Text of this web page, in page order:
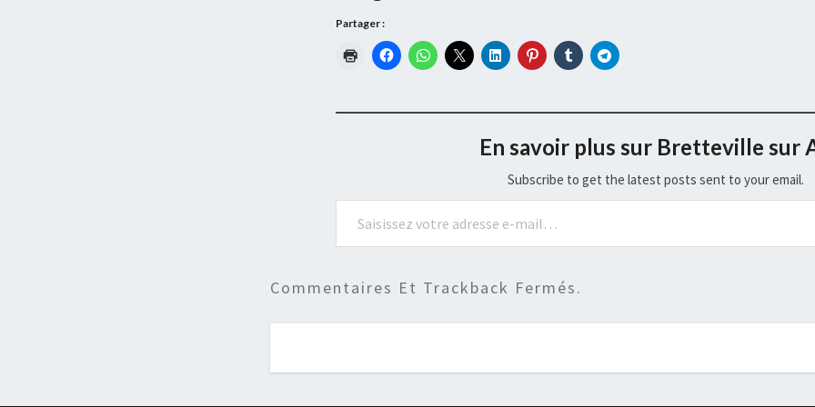
Partager :
En savoir plus sur Bretteville sur
Subscribe to get the latest posts sent to your email.
Saisissez votre adresse e-mail…
Commentaires Et Trackback Fermés.